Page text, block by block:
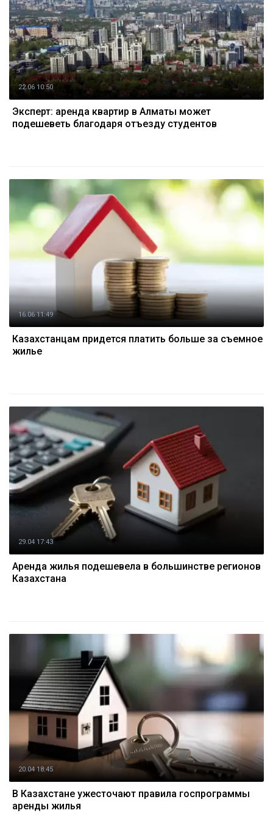
22.06 10:50
Эксперт: аренда квартир в Алматы может
подешеветь благодаря отъезду студентов
16.06 11:49
Казахстанцам придется платить больше за съемное
жилье
29.04 17:43
Аренда жилья подешевела в большинстве регионов
Казахстана
20.04 18:45
В Казахстане ужесточают правила госпрограммы
аренды жилья